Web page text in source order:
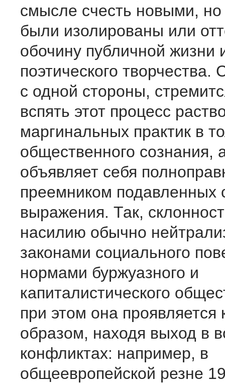
смысле счесть новыми, но
были изолированы или
обочину публичной жизни
поэтического
с одной стороны,
вспять этот процесс
маргинальных практик в
общественного сознания,
объявляет себя
преемником подавленных
выражения. Так,
насилию обычно
законами социального
нормами буржуазного и
капиталистического
при этом она проявляется
образом, находя выход в
конфликтах: например, в
общеевропейской резне